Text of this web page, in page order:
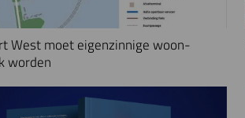
West moet eigenzinnige woon-
worden